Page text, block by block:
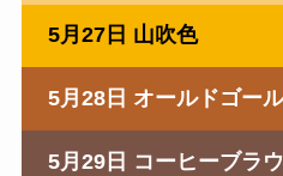
5月27日 山吹色
5月28日 オールドゴー
5月29日 コーヒーブラ